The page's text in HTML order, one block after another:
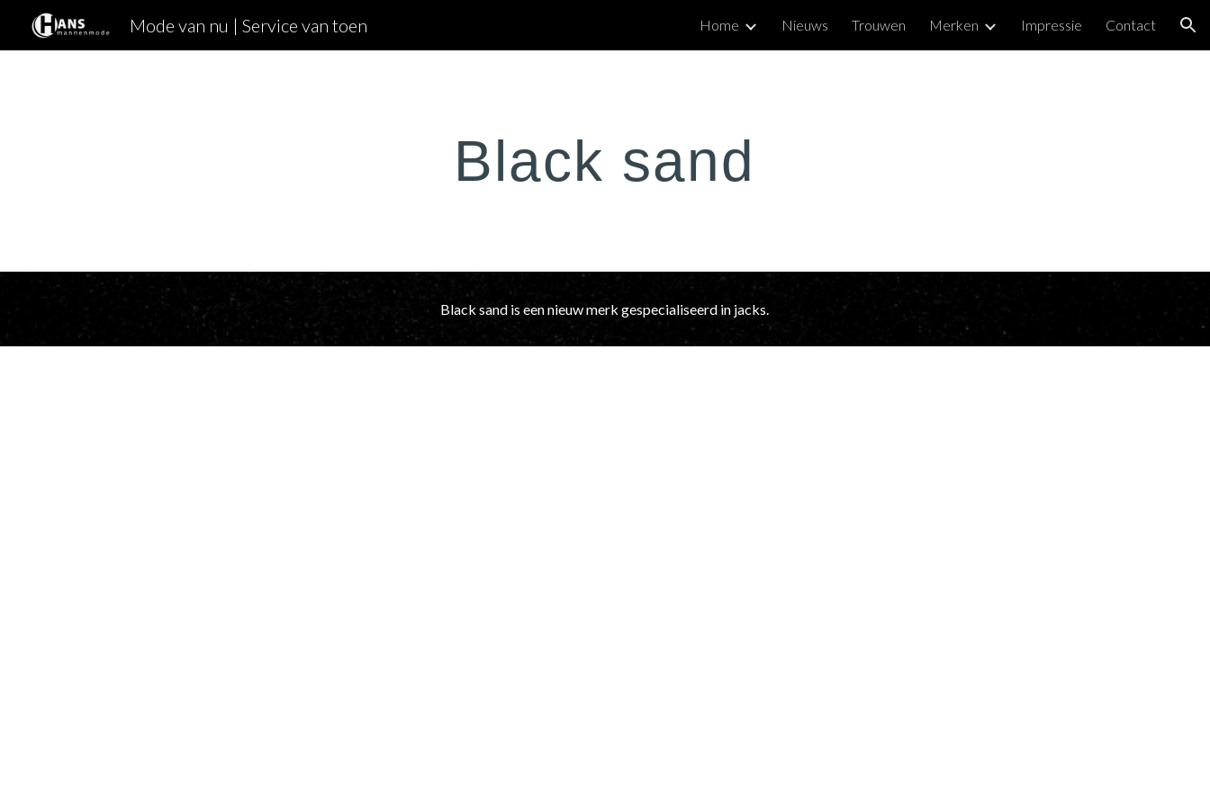
Skip to navigation
Mode van nu | Service van toen Home Nieuws Trouwen Merken Impressie Contact
Black sand
Black sand is een nieuw merk gespecialiseerd in jacks.